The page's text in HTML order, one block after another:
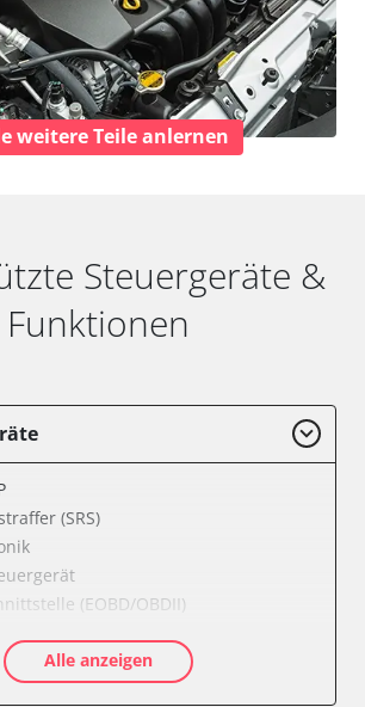
weitere Teile anlernen
Steuergeräte &
Funktionen
(SRS)
(EOBD/OBDII)
LenkhilfeAlle anzeigen